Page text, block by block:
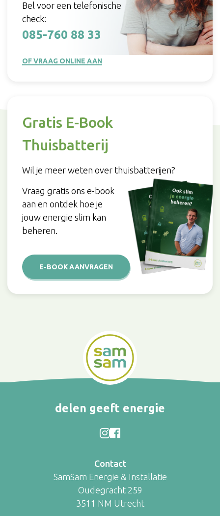
Bel voor een telefonische
check:
085-760 88 33
OF VRAAG ONLINE AAN
Gratis E-Book
Thuisbatterij
Wil je meer weten over thuisbatterijen?
Vraag gratis ons e-book
aan en ontdek hoe je
jouw energie slim kan
beheren.
E-BOOK AANVRAGEN
delen geeft energie
Contact
SamSam Energie & Installatie
Oudegracht 259
3511 NM Utrecht